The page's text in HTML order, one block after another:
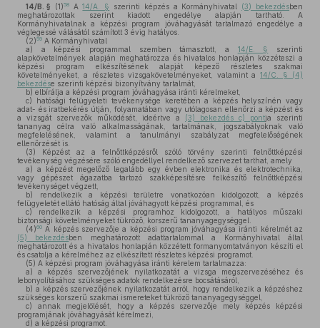
14/B. § (1)58A14/A. § szerinti képzés a Kormányhivatal (3) bekezdésben
meghatározottak szerint kiadott engedélye alapján tartható. A
Kormányhivatalnak a képzési program jóváhagyását tartalmazó engedélye a
véglegessé válásától számított 3 évig hatályos.
(2)59 A Kormányhivatal
a) a képzési programmal szemben támasztott, a 14/E. §
szerinti
alapkövetelmények alapján meghatározza és hivatalos honlapján közzéteszi a
képzési program elkészítésének alapját képező részletes szakmai
követelményeket, a részletes vizsgakövetelményeket, valamint a14/C. § (4)
bekezdése szerinti képzési bizonyítvány tartalmát,
b) elbírálja a képzési program jóváhagyása iránti kérelmeket,
c) hatósági felügyeleti tevékenysége keretében a képzés helyszínén vagy
adat- és iratbekérés útján, folyamatában vagy utólagosan ellenőrzi a képzést és
a vizsgát szervezők működését, ideértve a (3) bekezdés c) pontja szerinti
tananyag célra való alkalmasságának, tartalmának, jogszabályoknak való
megfelelésének, valamint a tanulmányi szabályzat megfelelőségének
ellenőrzését is.
(3) Képzést az a felnőttképzésről szóló törvény szerinti felnőttképzési
tevékenység végzésére szóló engedéllyel rendelkező szervezet tarthat, amely
a) a képzést megelőző legalább egy évben elektronika és elektrotechnika,
vagy gépészet ágazatba tartozó szakképesítésre felkészítő felnőttképzési
tevékenységet végzett,
b) rendelkezik a képzési területre vonatkozóan kidolgozott, a képzés
felügyeletét ellátó hatóság által jóváhagyott képzési programmal, és
c) rendelkezik a képzési programhoz kidolgozott, a hatályos műszaki
biztonsági követelményeket tükröző, korszerű tananyagegységgel.
(4)60 A képzés szervezője a képzési program jóváhagyása iránti kérelmét az
(5) bekezdésben meghatározott adattartalommal a Kormányhivatal által
meghatározott és a hivatalos honlapján közzétett formanyomtatványon készíti el
és csatolja a kérelméhez az elkészített részletes képzési programot.
(5) A képzési program jóváhagyása iránti kérelem tartalmazza:
a) a képzés szervezőjének nyilatkozatát a vizsga megszervezéséhez és
lebonyolításához szükséges adatok rendelkezésre bocsátásáról,
b) a képzés szervezőjének nyilatkozatát arról, hogy rendelkezik a képzéshez
szükséges korszerű szakmai ismereteket tükröző tananyagegységgel,
c) annak megjelölését, hogy a képzés szervezője mely képzés képzési
programjának jóváhagyását kérelmezi,
d) a képzési programot.